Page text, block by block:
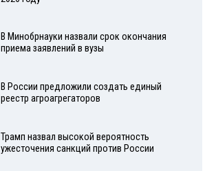
В Минобрнауки назвали срок окончания
приема заявлений в вузы
В России предложили создать единый
реестр агроагрегаторов
Трамп назвал высокой вероятность
ужесточения санкций против России